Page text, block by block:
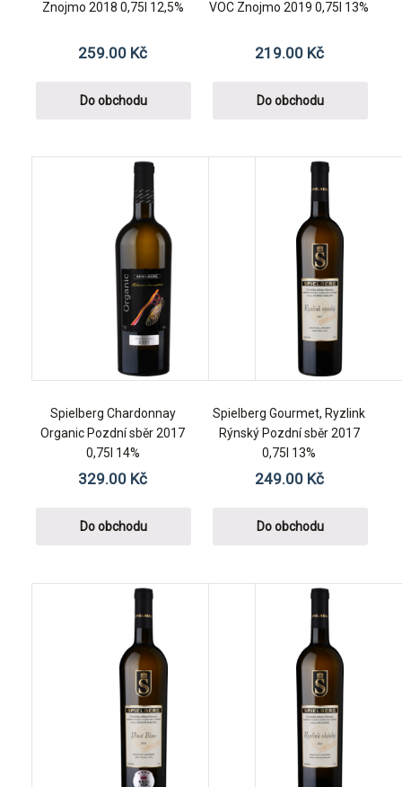
Znojmo 2018 0,75l 12,5%
259.00 Kč
Do obchodu
VOC Znojmo 2019 0,75l 13%
219.00 Kč
Do obchodu
Spielberg Chardonnay
Organic Pozdní sběr 2017
0,75l 14%
329.00 Kč
Do obchodu
Spielberg Gourmet, Ryzlink
Rýnský Pozdní sběr 2017
0,75l 13%
249.00 Kč
Do obchodu